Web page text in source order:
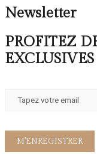
Newsletter
PROFITEZ
EXCLUSIVES